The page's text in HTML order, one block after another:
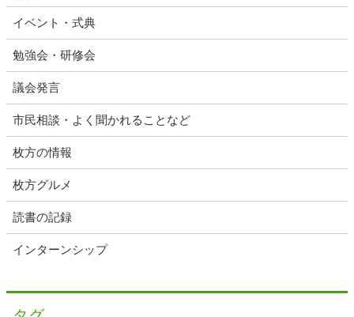
イベント・式典
勉強会・研修会
議会発言
市民相談・よく聞かれることなど
枚方の情報
枚方グルメ
読書の記録
インターンシップ